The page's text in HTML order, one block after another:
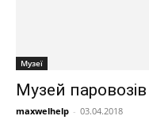
Музеї
Музей паровозів
maxwelhelp - 03.04.2018